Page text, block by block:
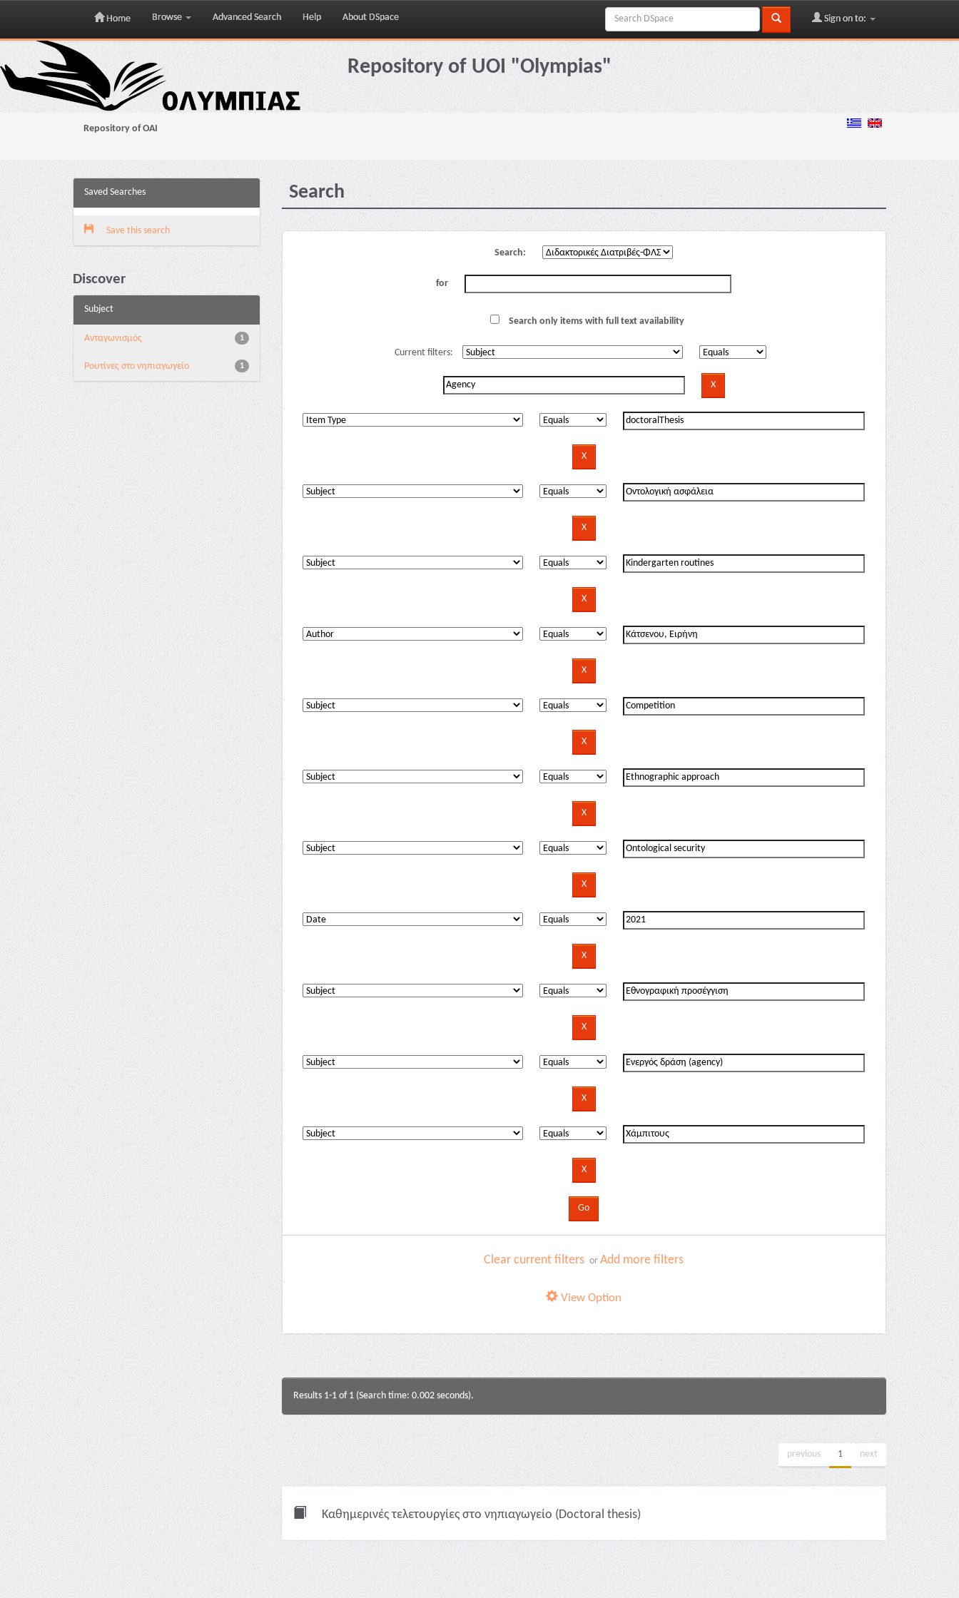
Skip
navigation
Home Browse Advanced Search Help About DSpace Sign on to:
Repository of UOI "Olympias"
Repository of OAI
Saved Searches
Save this search
Discover
Subject
1
Aνταγωνισμός
1
Pουτίνες στο νηπιαγωγείο
Search
Search:
for
Search only items with full text availability
Current filters:
Clear current filters orAdd more filters
View Option
Results 1-1 of 1 (Search time: 0.002 seconds).
previous 1 next
Καθημερινές τελετουργίες στο νηπιαγωγείο (Doctoral thesis)